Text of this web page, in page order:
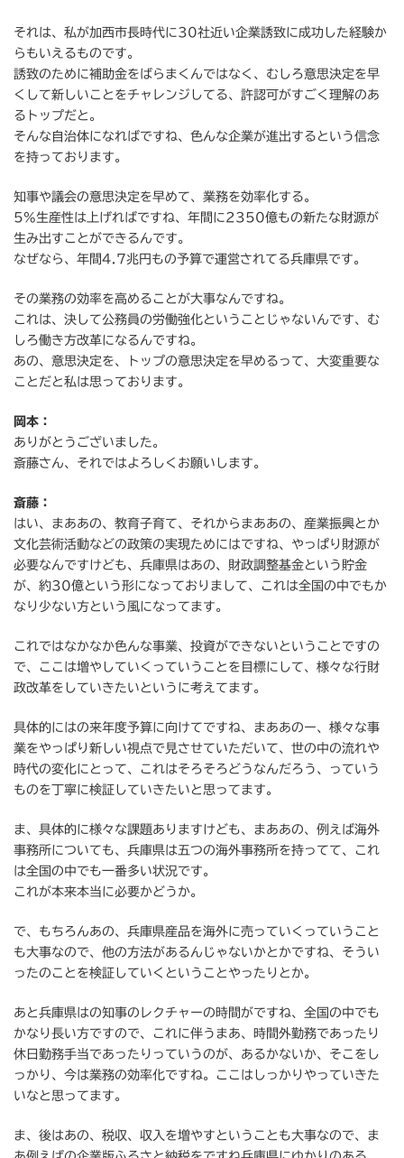
それは、私が加西市長時代に30社近い企業誘致に成功した経験か
らもいえるものです。
誘致のために補助金をばらまくんではなく、むしろ意思決定を早
くして新しいことをチャレンジしてる、許認可がすごく理解のあ
るトップだと。
そんな自治体になればですね、色んな企業が進出するという信念
を持っております。
知事や議会の意思決定を早めて、業務を効率化する。
5%生産性は上げればですね、年間に2350億もの新たな財源が
生み出すことができるんです。
なぜなら、年間4.7兆円もの予算で運営されてる兵庫県です。
その業務の効率を高めることが大事なんですね。
これは、決して公務員の労働強化ということじゃないんです、む
しろ働き方改革になるんですね。
あの、意思決定を、トップの意思決定を早めるって、大変重要な
ことだと私は思っております。
岡本：
ありがとうございました。
斎藤さん、それではよろしくお願いします。
斎藤：
はい、まああの、教育子育て、それからまああの、産業振興とか
文化芸術活動などの政策の実現ためにはですね、やっぱり財源が
必要なんですけども、兵庫県はあの、財政調整基金という貯金
が、約30億という形になっておりまして、これは全国の中でもか
なり少ない方という風になってます。
これではなかなか色んな事業、投資ができないということですの
で、ここは増やしていくっていうことを目標にして、様々な行財
政改革をしていきたいというに考えてます。
具体的にはの来年度予算に向けてですね、まああのー、様々な事
業をやっぱり新しい視点で見させていただいて、世の中の流れや
時代の変化にとって、これはそろそろどうなんだろう、っていう
ものを丁寧に検証していきたいと思ってます。
ま、具体的に様々な課題ありますけども、まああの、例えば海外
事務所についても、兵庫県は五つの海外事務所を持ってて、これ
は全国の中でも一番多い状況です。
これが本来本当に必要かどうか。
で、もちろんあの、兵庫県産品を海外に売っていくっていうこと
も大事なので、他の方法があるんじゃないかとかですね、そうい
ったのことを検証していくということやったりとか。
あと兵庫県はの知事のレクチャーの時間がですね、全国の中でも
かなり長い方ですので、これに伴うまあ、時間外勤務であったり
休日勤務手当であったりっていうのが、あるかないか、そこをし
っかり、今は業務の効率化ですね。ここはしっかりやっていきた
いなと思ってます。
ま、後はあの、税収、収入を増やすということも大事なので、ま